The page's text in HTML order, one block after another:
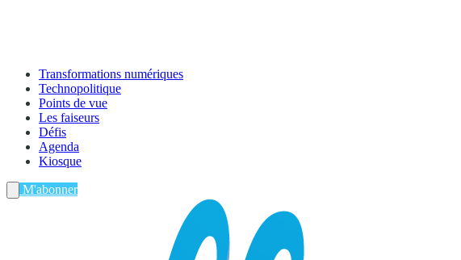
Transformations numériques
Technopolitique
Points de vue
Les faiseurs
Défis
Agenda
Kiosque
M'abonner